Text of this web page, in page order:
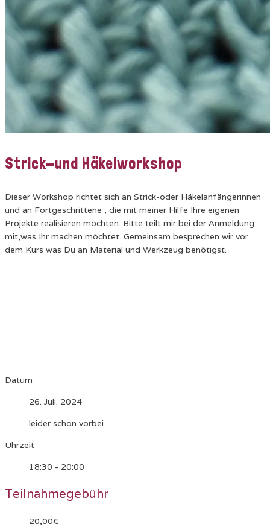
Strick-und Häkelworkshop
Dieser Workshop richtet sich an Strick-oder Häkelanfängerinnen
und an Fortgeschrittene , die mit meiner Hilfe Ihre eigenen
Projekte realisieren möchten. Bitte teilt mir bei der Anmeldung
mit,was Ihr machen möchtet. Gemeinsam besprechen wir vor
dem Kurs was Du an Material und Werkzeug benötigst.
Datum
26. Juli. 2024
leider schon vorbei
Uhrzeit
18:30 - 20:00
Teilnahmegebühr
20,00€